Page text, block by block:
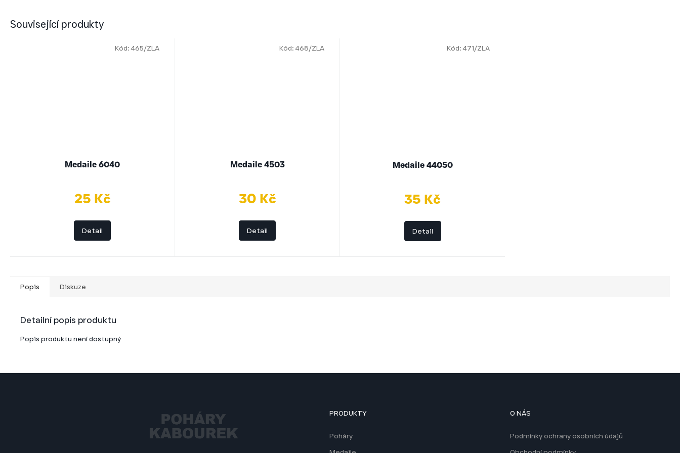
Související produkty
Medaile 6040
25 Kč
Detail
Kód:465/ZLA
Medaile 4503
30 Kč
Detail
Kód:468/ZLA
Medaile 44050
35 Kč
Detail
Kód:471/ZLA
Popis Diskuze
Detailní popis produktu
Popis produktu není dostupný
PRODUKTY
Poháry
O NÁS
Podmínky ochrany osobních údajů